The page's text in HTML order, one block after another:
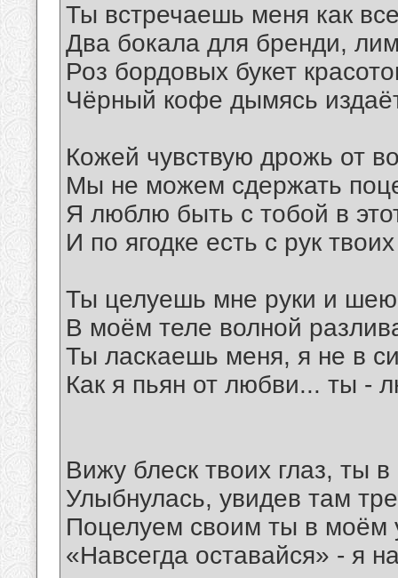
Ты встречаешь меня как
Два бокала для бренди,
Роз бордовых букет
Чёрный кофе дымясь
Кожей чувствую дрожь от
Мы не можем сдержать
Я люблю быть с тобой в
И по ягодке есть с рук
Ты целуешь мне руки и шею
В моём теле волной
Ты ласкаешь меня, я не в
Как я пьян от любви... ты -
Вижу блеск твоих глаз, ты
Улыбнулась, увидев там
Поцелуем своим ты в моём
«Навсегда оставайся» - я